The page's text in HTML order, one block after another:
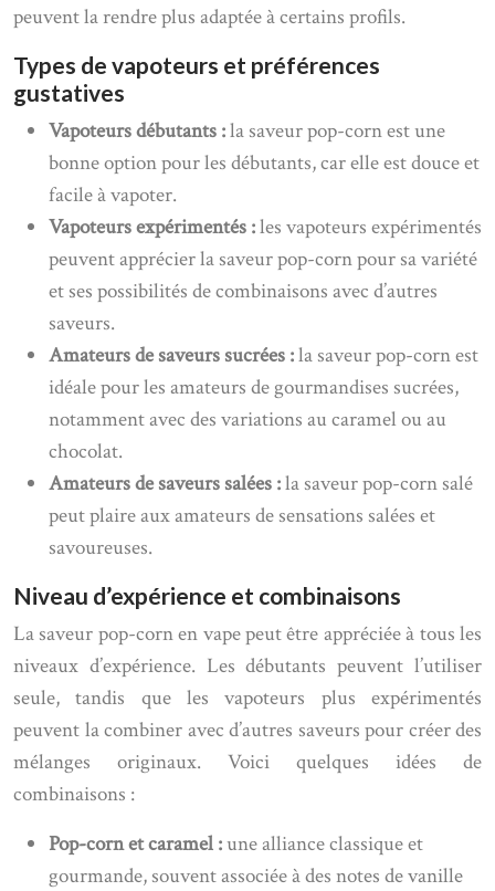
peuvent la rendre plus adaptée à certains profils.
Types de vapoteurs et préférences
gustatives
Vapoteurs débutants :la saveur pop-corn est une
bonne option pour les débutants, car elle est douce et
facile à vapoter.
Vapoteurs expérimentés :les vapoteurs expérimentés
peuvent apprécier la saveur pop-corn pour sa variété
et ses possibilités de combinaisons avec d’autres
saveurs.
Amateurs de saveurs sucrées :la saveur pop-corn est
idéale pour les amateurs de gourmandises sucrées,
notamment avec des variations au caramel ou au
chocolat.
Amateurs de saveurs salées :la saveur pop-corn salé
peut plaire aux amateurs de sensations salées et
savoureuses.
Niveau d’expérience et combinaisons
La saveur pop-corn en vape peut être appréciée à tous les
niveaux d’expérience. Les débutants peuvent l’utiliser
seule, tandis que les vapoteurs plus expérimentés
peuvent la combiner avec d’autres saveurs pour créer des
mélanges originaux. Voici quelques idées de
combinaisons :
Pop-corn et caramel :une alliance classique et
gourmande, souvent associée à des notes de vanille